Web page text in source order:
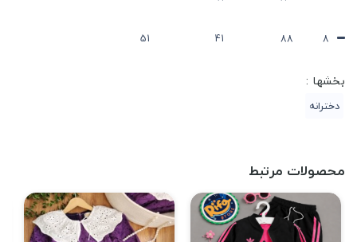
8
88
41
51
بخشها :
دخترانه
محصولات مرتبط